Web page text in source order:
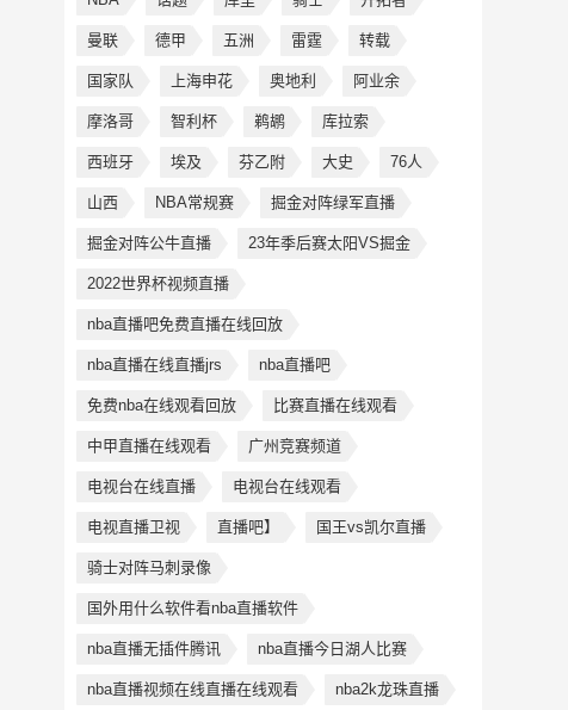
曼联 德甲 五洲 雷霆 转载
国家队 上海申花 奥地利 阿业余
摩洛哥 智利杯 鹈鹕 库拉索
西班牙 埃及 芬乙附 大史 76人
山西 NBA常规赛 掘金对阵绿军直播
掘金对阵公牛直播 23年季后赛太阳VS掘金
2022世界杯视频直播
nba直播吧免费直播在线回放
nba直播在线直播jrs nba直播吧
免费nba在线观看回放 比赛直播在线观看
中甲直播在线观看 广州竞赛频道
电视台在线直播 电视台在线观看
电视直播卫视 直播吧】 国王vs凯尔直播
骑士对阵马刺录像
国外用什么软件看nba直播软件
nba直播无插件腾讯 nba直播今日湖人比赛
nba直播视频在线直播在线观看 nba2k龙珠直播